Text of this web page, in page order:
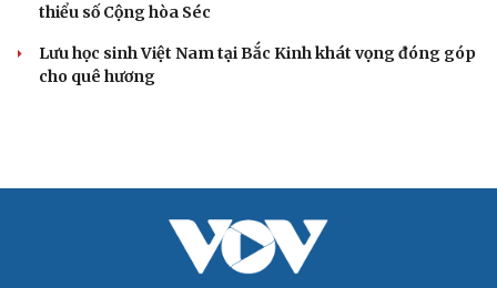
thiểu số Cộng hòa Séc
Lưu học sinh Việt Nam tại Bắc Kinh khát vọng đóng góp
cho quê hương